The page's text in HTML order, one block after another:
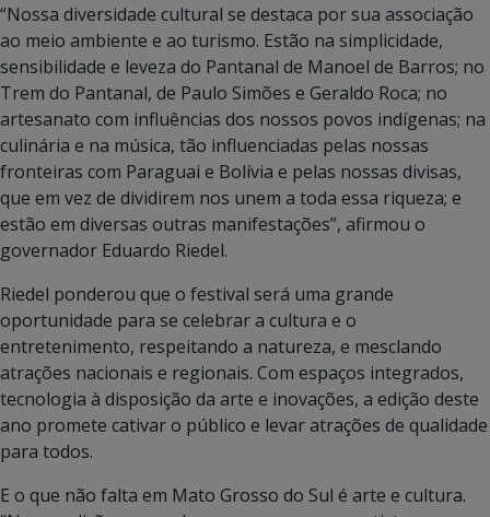
“Nossa diversidade cultural se destaca por sua associação
ao meio ambiente e ao turismo. Estão na simplicidade,
sensibilidade e leveza do Pantanal de Manoel de Barros; no
Trem do Pantanal, de Paulo Simões e Geraldo Roca; no
artesanato com influências dos nossos povos indígenas; na
culinária e na música, tão influenciadas pelas nossas
fronteiras com Paraguai e Bolívia e pelas nossas divisas,
que em vez de dividirem nos unem a toda essa riqueza; e
estão em diversas outras manifestações”, afirmou o
governador Eduardo Riedel.
Riedel ponderou que o festival será uma grande
oportunidade para se celebrar a cultura e o
entretenimento, respeitando a natureza, e mesclando
atrações nacionais e regionais. Com espaços integrados,
tecnologia à disposição da arte e inovações, a edição deste
ano promete cativar o público e levar atrações de qualidade
para todos.
E o que não falta em Mato Grosso do Sul é arte e cultura.